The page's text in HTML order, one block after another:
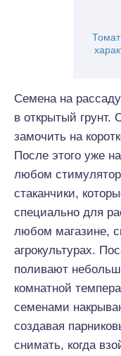
Семена на
в открытый грунт.
замочить на
После этого уже
любом
стаканчики,
специально для
любом магазине,
агрокультурах.
поливают
комнатной
семенами
создавая
снимать, когда